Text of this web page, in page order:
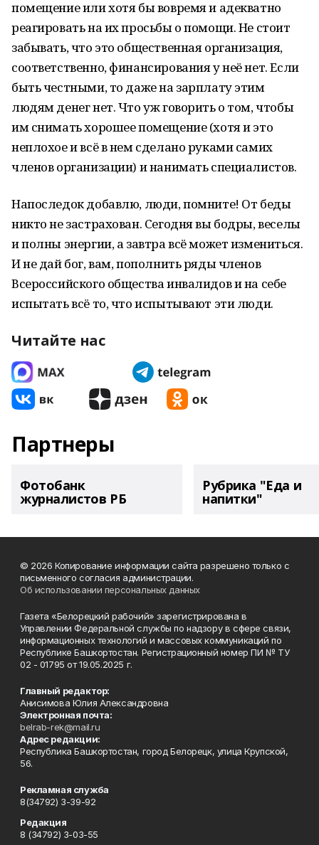
помещение или хотя бы вовремя и адекватно
реагировать на их просьбы о помощи. Не стоит
забывать, что это общественная организация,
соответственно, финансирования у неё нет. Если
быть честными, то даже на зарплату этим
людям денег нет. Что уж говорить о том, чтобы
им снимать хорошее помещение (хотя и это
неплохое и всё в нем сделано руками самих
членов организации) и нанимать специалистов.
Напоследок добавлю, люди, помните! От беды
никто не застрахован. Сегодня вы бодры, веселы
и полны энергии, а завтра всё может измениться.
И не дай бог, вам, пополнить ряды членов
Всероссийского общества инвалидов и на себе
испытать всё то, что испытывают эти люди.
Читайте нас
Партнеры
Фотобанк
журналистов РБ
Рубрика "Еда и
напитки"
© 2026 Копирование информации сайта разрешено только с
письменного согласия администрации.
Об использовании персональных данных
Газета «Белорецкий рабочий» зарегистрирована в
Управлении Федеральной службы по надзору в сфере связи,
информационных технологий и массовых коммуникаций по
Республике Башкортостан. Регистрационный номер ПИ № ТУ
02 - 01795 от 19.05.2025 г.
Главный редактор:
Анисимова Юлия Александровна
Электронная почта:
belrab-rek@mail.ru
Адрес редакции:
Республика Башкортостан, город Белорецк, улица Крупской,
56.
Рекламная служба
8(34792) 3-39-92
Редакция
8 (34792) 3-03-55